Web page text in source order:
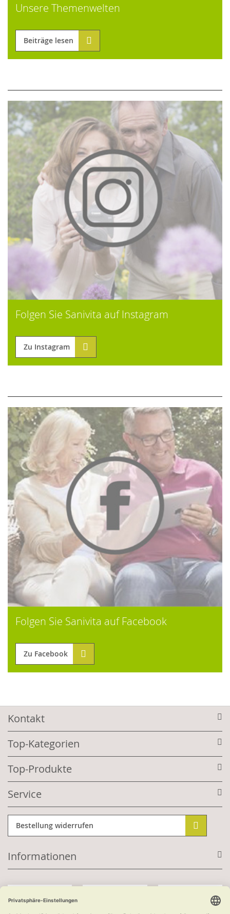
Unsere Themenwelten
Beiträge lesen
Folgen Sie Sanivita auf Instagram
Zu Instagram
Folgen Sie Sanivita auf Facebook
Zu Facebook
Kontakt
Top-Kategorien
Top-Produkte
Service
Bestellung widerrufen
Informationen